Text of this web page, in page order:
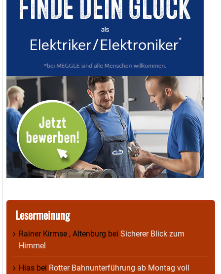
Lesermeinung
Rainer Kirmse , Altenburg bei Sicherer Blick zum
Himmel
Hias bei Rotter Bahnunterführung ab Montag voll